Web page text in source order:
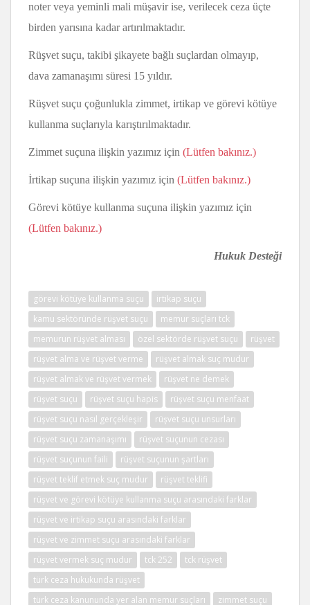
noter veya yeminli mali müşavir ise, verilecek ceza üçte
birden yarısına kadar artırılmaktadır.
Rüşvet suçu, takibi şikayete bağlı suçlardan olmayıp,
dava zamanaşımı süresi 15 yıldır.
Rüşvet suçu çoğunlukla zimmet, irtikap ve görevi kötüye
kullanma suçlarıyla karıştırılmaktadır.
Zimmet suçuna ilişkin yazımız için (Lütfen bakınız.)
İrtikap suçuna ilişkin yazımız için (Lütfen bakınız.)
Görevi kötüye kullanma suçuna ilişkin yazımız için
(Lütfen bakınız.)
Hukuk Desteği
görevi kötüye kullanma suçu
irtikap suçu
kamu sektöründe rüşvet suçu
memur suçları tck
memurun rüşvet alması
özel sektörde rüşvet suçu
rüşvet
rüşvet alma ve rüşvet verme
rüşvet almak suç mudur
rüşvet almak ve rüşvet vermek
rüşvet ne demek
rüşvet suçu
rüşvet suçu hapis
rüşvet suçu menfaat
rüşvet suçu nasıl gerçekleşir
rüşvet suçu unsurları
rüşvet suçu zamanaşımı
rüşvet suçunun cezası
rüşvet suçunun faili
rüşvet suçunun şartları
rüşvet teklif etmek suç mudur
rüşvet teklifi
rüşvet ve görevi kötüye kullanma suçu arasındaki farklar
rüşvet ve irtikap suçu arasındaki farklar
rüşvet ve zimmet suçu arasındaki farklar
rüşvet vermek suç mudur
tck 252
tck rüşvet
türk ceza hukukunda rüşvet
türk ceza kanununda yer alan memur suçları
zimmet suçu